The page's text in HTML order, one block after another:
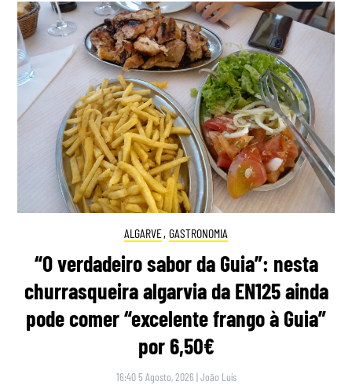
ALGARVE, GASTRONOMIA
“O verdadeiro sabor da Guia”: nesta
churrasqueira algarvia da EN125 ainda
pode comer “excelente frango à Guia”
por 6,50€
16:40 5 Agosto, 2026 |João Luís